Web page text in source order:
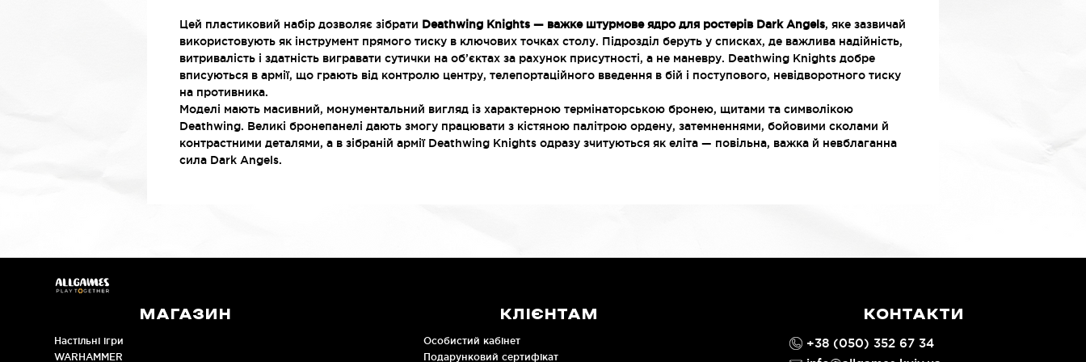
Цей пластиковий набір дозволяє зібрати Deathwing Knights — важке штурмове ядро для ростерів Dark Angels, яке зазвичай
використовують як інструмент прямого тиску в ключових точках столу. Підрозділ беруть у списках, де важлива надійність,
витривалість і здатність вигравати сутички на об’єктах за рахунок присутності, а не маневру. Deathwing Knights добре
вписуються в армії, що грають від контролю центру, телепортаційного введення в бій і поступового, невідворотного тиску
на противника.
Моделі мають масивний, монументальний вигляд із характерною термінаторською бронею, щитами та символікою
Deathwing. Великі бронепанелі дають змогу працювати з кістяною палітрою ордену, затемненнями, бойовими сколами й
контрастними деталями, а в зібраній армії Deathwing Knights одразу зчитуються як еліта — повільна, важка й невблаганна
сила Dark Angels.
МАГАЗИН
Настільні ігри
WARHAMMER
КЛІЄНТАМ
Особистий кабінет
Подарунковий сертифікат
КОНТАКТИ
+38 (050) 352 67 34